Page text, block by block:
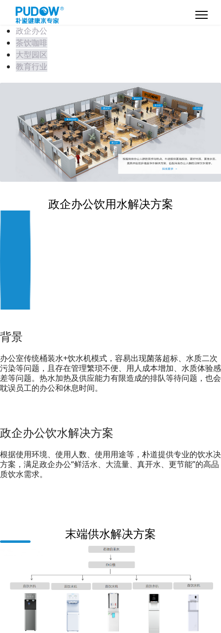
政企办公
茶饮咖啡
大型园区
教育行业
政企办公饮用水解决方案
背景
办公室传统桶装水+饮水机模式，容易出现菌落超标、水质二次
污染等问题，且存在管理繁琐不便、用人成本增加、水质体验感
差等问题。热水加热及供应能力有限造成的排队等待问题，也会
耽误员工的办公和休息时间。
政企办公饮水解决方案
根据使用环境、使用人数、使用用途等，朴道提供专业的饮水决
方案，满足政企办公“鲜活水、大流量、真开水、更节能”的高品
质饮水需求。
末端供水解决方案